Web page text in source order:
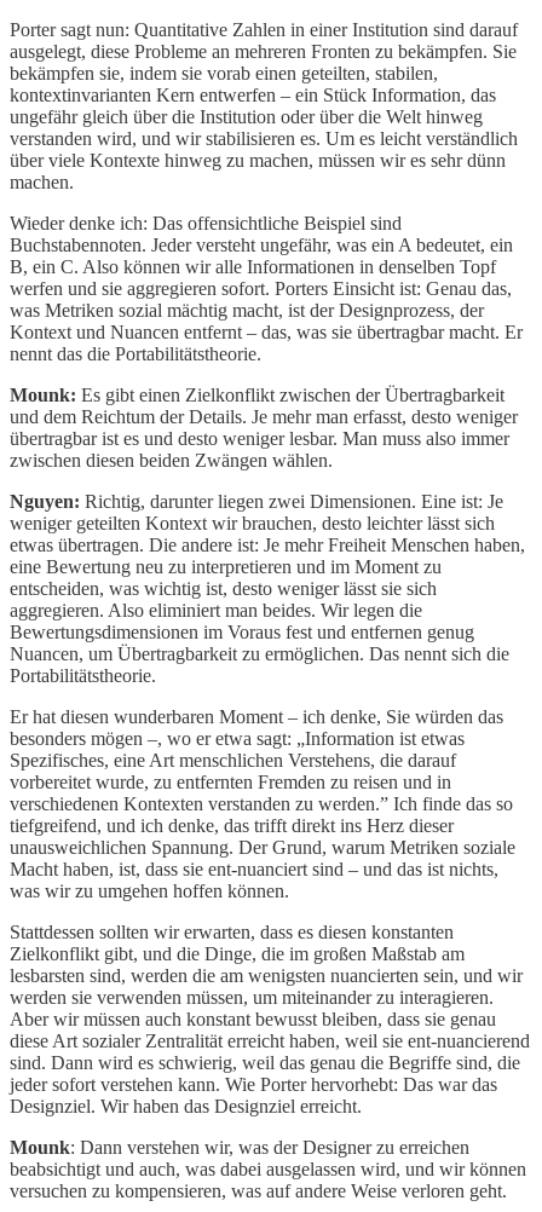
Porter sagt nun: Quantitative Zahlen in einer Institution sind darauf
ausgelegt, diese Probleme an mehreren Fronten zu bekämpfen. Sie
bekämpfen sie, indem sie vorab einen geteilten, stabilen,
kontextinvarianten Kern entwerfen – ein Stück Information, das
ungefähr gleich über die Institution oder über die Welt hinweg
verstanden wird, und wir stabilisieren es. Um es leicht verständlich
über viele Kontexte hinweg zu machen, müssen wir es sehr dünn
machen.
Wieder denke ich: Das offensichtliche Beispiel sind
Buchstabennoten. Jeder versteht ungefähr, was ein A bedeutet, ein
B, ein C. Also können wir alle Informationen in denselben Topf
werfen und sie aggregieren sofort. Porters Einsicht ist: Genau das,
was Metriken sozial mächtig macht, ist der Designprozess, der
Kontext und Nuancen entfernt – das, was sie übertragbar macht. Er
nennt das die Portabilitätstheorie.
Mounk: Es gibt einen Zielkonflikt zwischen der Übertragbarkeit
und dem Reichtum der Details. Je mehr man erfasst, desto weniger
übertragbar ist es und desto weniger lesbar. Man muss also immer
zwischen diesen beiden Zwängen wählen.
Nguyen: Richtig, darunter liegen zwei Dimensionen. Eine ist: Je
weniger geteilten Kontext wir brauchen, desto leichter lässt sich
etwas übertragen. Die andere ist: Je mehr Freiheit Menschen haben,
eine Bewertung neu zu interpretieren und im Moment zu
entscheiden, was wichtig ist, desto weniger lässt sie sich
aggregieren. Also eliminiert man beides. Wir legen die
Bewertungsdimensionen im Voraus fest und entfernen genug
Nuancen, um Übertragbarkeit zu ermöglichen. Das nennt sich die
Portabilitätstheorie.
Er hat diesen wunderbaren Moment – ich denke, Sie würden das
besonders mögen –, wo er etwa sagt: „Information ist etwas
Spezifisches, eine Art menschlichen Verstehens, die darauf
vorbereitet wurde, zu entfernten Fremden zu reisen und in
verschiedenen Kontexten verstanden zu werden.” Ich finde das so
tiefgreifend, und ich denke, das trifft direkt ins Herz dieser
unausweichlichen Spannung. Der Grund, warum Metriken soziale
Macht haben, ist, dass sie ent-nuanciert sind – und das ist nichts,
was wir zu umgehen hoffen können.
Stattdessen sollten wir erwarten, dass es diesen konstanten
Zielkonflikt gibt, und die Dinge, die im großen Maßstab am
lesbarsten sind, werden die am wenigsten nuancierten sein, und wir
werden sie verwenden müssen, um miteinander zu interagieren.
Aber wir müssen auch konstant bewusst bleiben, dass sie genau
diese Art sozialer Zentralität erreicht haben, weil sie ent-nuancierend
sind. Dann wird es schwierig, weil das genau die Begriffe sind, die
jeder sofort verstehen kann. Wie Porter hervorhebt: Das war das
Designziel. Wir haben das Designziel erreicht.
Mounk: Dann verstehen wir, was der Designer zu erreichen
beabsichtigt und auch, was dabei ausgelassen wird, und wir können
versuchen zu kompensieren, was auf andere Weise verloren geht.